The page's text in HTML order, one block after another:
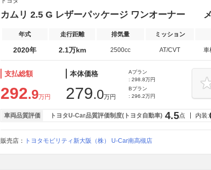
カムリ 2.5 G レザーパッケージ ワンオーナー
年式 走行距離 排気量 ミッション
2020年 2.1万km 2500cc AT/CVT 車
支払総額
292.9万円
本体価格
279.0万円
Aプラン
: 298.8万円
Bプラン
: 296.2万円
車両品質評価 トヨタU-Car品質評価制度(トヨタ自動車) 4.5点 内装:
販売店： トヨタモビリティ新大阪（株） U-Car南高槻店